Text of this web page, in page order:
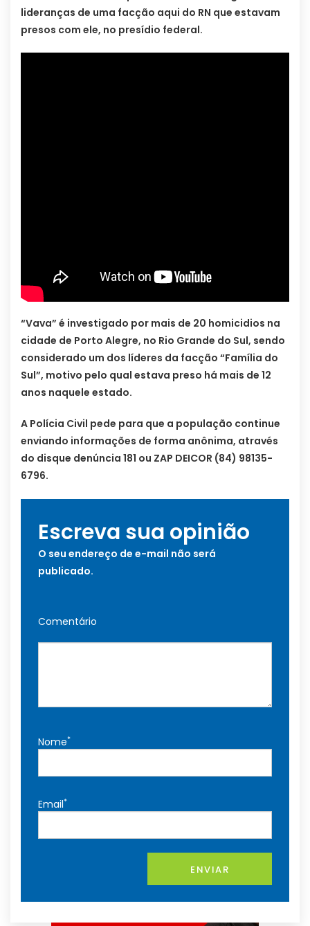
lideranças de uma facção aqui do RN que estavam
presos com ele, no presídio federal.
“Vava” é investigado por mais de 20 homicidios na
cidade de Porto Alegre, no Rio Grande do Sul, sendo
considerado um dos líderes da facção “Família do
Sul”, motivo pelo qual estava preso há mais de 12
anos naquele estado.
A Polícia Civil pede para que a população continue
enviando informações de forma anônima, através
do disque denúncia 181 ou ZAP DEICOR (84) 98135-
6796.
Escreva sua opinião
O seu endereço de e-mail não será
publicado.
Comentário
Nome*
Email*
ENVIAR